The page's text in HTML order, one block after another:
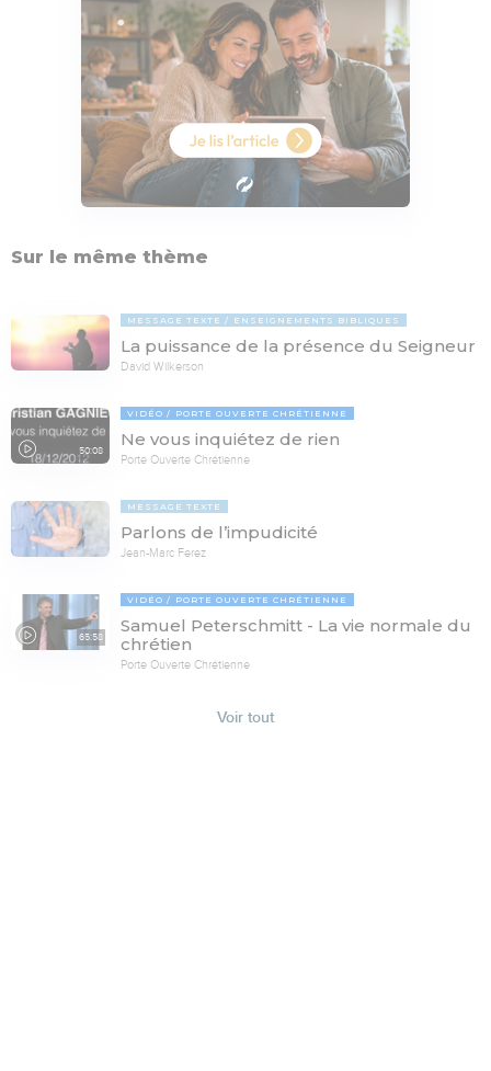
Sur le même thème
MESSAGE TEXTE ENSEIGNEMENTS BIBLIQUES
La puissance de la présence du Seigneur
David Wilkerson
50:08
VIDÉO PORTE OUVERTE CHRÉTIENNE
Ne vous inquiétez de rien
Porte Ouverte Chrétienne
MESSAGE TEXTE
Parlons de l’impudicité
Jean-Marc Ferez
65:58
VIDÉO PORTE OUVERTE CHRÉTIENNE
Samuel Peterschmitt - La vie normale du
chrétien
Porte Ouverte Chrétienne
Voir tout